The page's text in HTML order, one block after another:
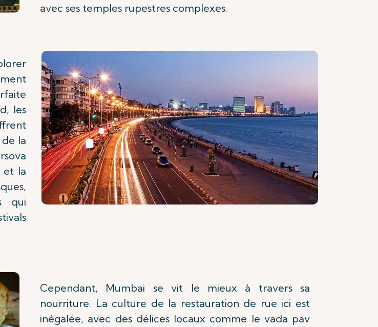
avec ses temples rupestres complexes.
les
la
et la
qui
Cependant, Mumbai se vit le mieux à travers sa
nourriture. La culture de la restauration de rue ici est
inégalée, avec des délices locaux comme le vada pav